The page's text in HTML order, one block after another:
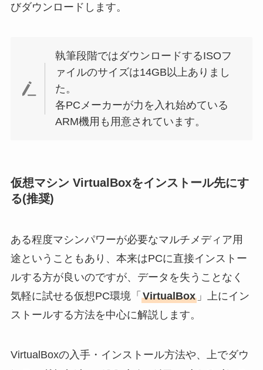
びダウンロードします。
執筆段階ではダウンロードするISOフ
ァイルのサイズは14GB以上ありまし
た。
各PCメーカーが力を入れ始めている
ARM機用も用意されています。
仮想マシン VirtualBoxをインストール先にす
る(推奨)
ある程度マシンパワーが必要なマルチメディア用
途ということもあり、本来はPCに直接インストー
ルする方が良いのですが、データを失うことなく
気軽に試せる仮想PC環境「 VirtualBox」上にイン
ストールする方法を中心に解説します。
VirtualBoxの入手・インストール方法や、上でダウ